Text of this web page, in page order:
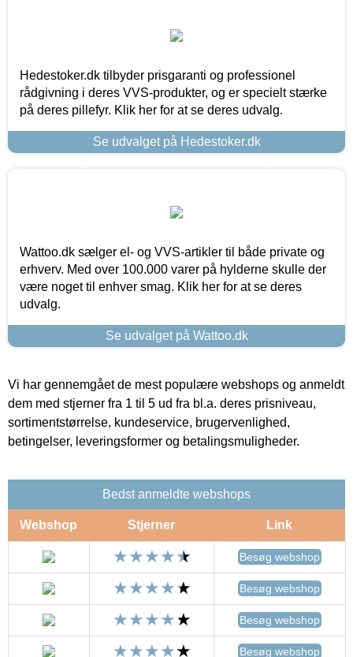
Hedestoker.dk tilbyder prisgaranti og professionel
rådgivning i deres VVS-produkter, og er specielt stærke
på deres pillefyr. Klik her for at se deres udvalg.
Se udvalget på Hedestoker.dk
Wattoo.dk sælger el- og VVS-artikler til både private og
erhverv. Med over 100.000 varer på hylderne skulle der
være noget til enhver smag. Klik her for at se deres
udvalg.
Se udvalget på Wattoo.dk
Vi har gennemgået de mest populære webshops og anmeldt
dem med stjerner fra 1 til 5 ud fra bl.a. deres prisniveau,
sortimentstørrelse, kundeservice, brugervenlighed,
betingelser, leveringsformer og betalingsmuligheder.
Bedst anmeldte webshops
Webshop Stjerner Link
Besøg webshop
Besøg webshop
Besøg webshop
Besøg webshop